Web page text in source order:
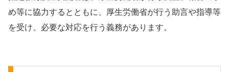
め等に協力するとともに、厚生労働省が行う助言や指導等
を受け、必要な対応を行う義務があります。